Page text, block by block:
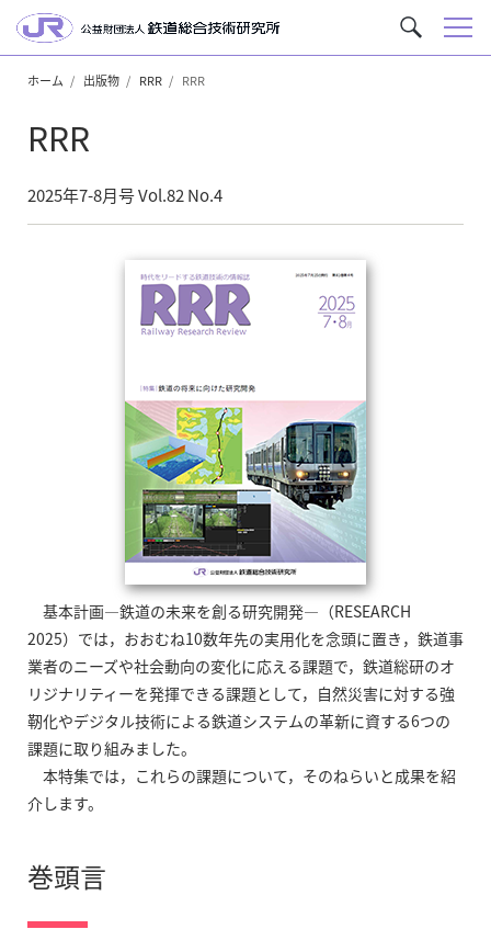
サ
イ
メ
ホーム 出版物 RRR RRR
RRR
2025年7-8月号 Vol.82 No.4
基本計画—鉄道の未来を創る研究開発—（RESEARCH
2025）では，おおむね10数年先の実用化を念頭に置き，鉄道事
業者のニーズや社会動向の変化に応える課題で，鉄道総研のオ
リジナリティーを発揮できる課題として，自然災害に対する強
靭化やデジタル技術による鉄道システムの革新に資する6つの
課題に取り組みました。
本特集では，これらの課題について，そのねらいと成果を紹
介します。
巻頭言